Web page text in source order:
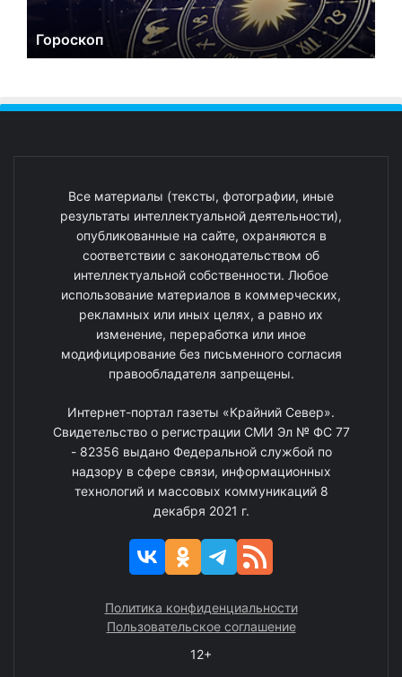
Гороскоп
Все материалы (тексты, фотографии, иные
результаты интеллектуальной деятельности),
опубликованные на сайте, охраняются в
соответствии с законодательством об
интеллектуальной собственности. Любое
использование материалов в коммерческих,
рекламных или иных целях, а равно их
изменение, переработка или иное
модифицирование без письменного согласия
правообладателя запрещены.
Интернет-портал газеты «Крайний Север».
Свидетельство о регистрации СМИ Эл № ФС 77
- 82356 выдано Федеральной службой по
надзору в сфере связи, информационных
технологий и массовых коммуникаций 8
декабря 2021 г.
Политика конфиденциальности
Пользовательское соглашение
12+